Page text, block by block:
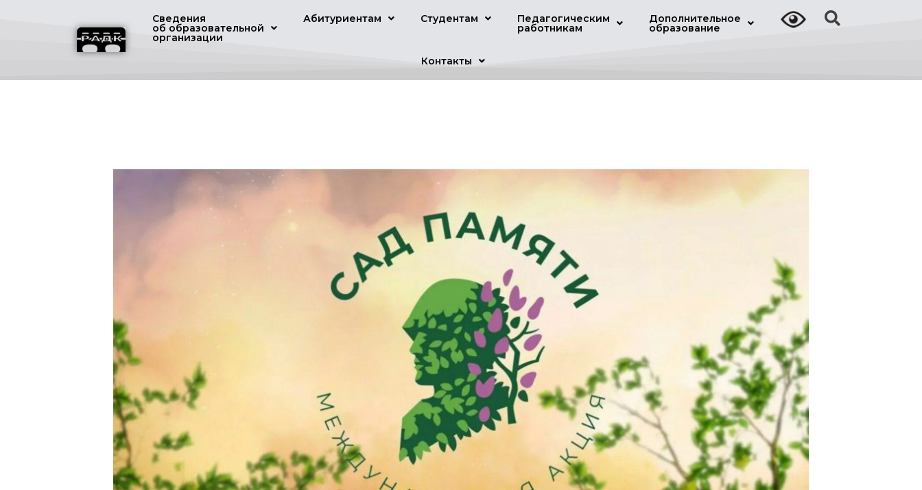
Сведения
об образовательной
организации
Абитуриентам Студентам Педагогическим
работникам
Дополнительное
образование
Контакты